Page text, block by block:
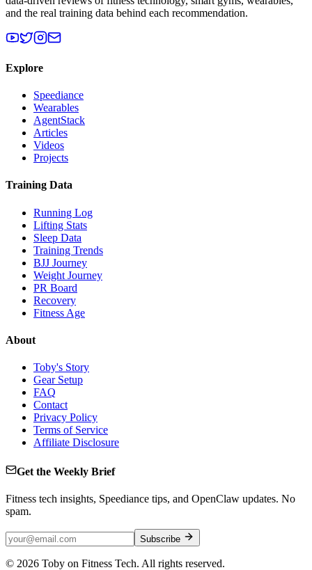
and the real training data behind each recommendation.
Explore
Speediance
Wearables
AgentStack
Articles
Videos
Projects
Training Data
Running Log
Lifting Stats
Sleep Data
Training Trends
BJJ Journey
Weight Journey
PR Board
Recovery
Fitness Age
About
Toby's Story
Gear Setup
FAQ
Contact
Privacy Policy
Terms of Service
Affiliate Disclosure
Get the Weekly Brief
Fitness tech insights, Speediance tips, and OpenClaw updates. No
spam.
Subscribe
© 2026 Toby on Fitness Tech. All rights reserved.